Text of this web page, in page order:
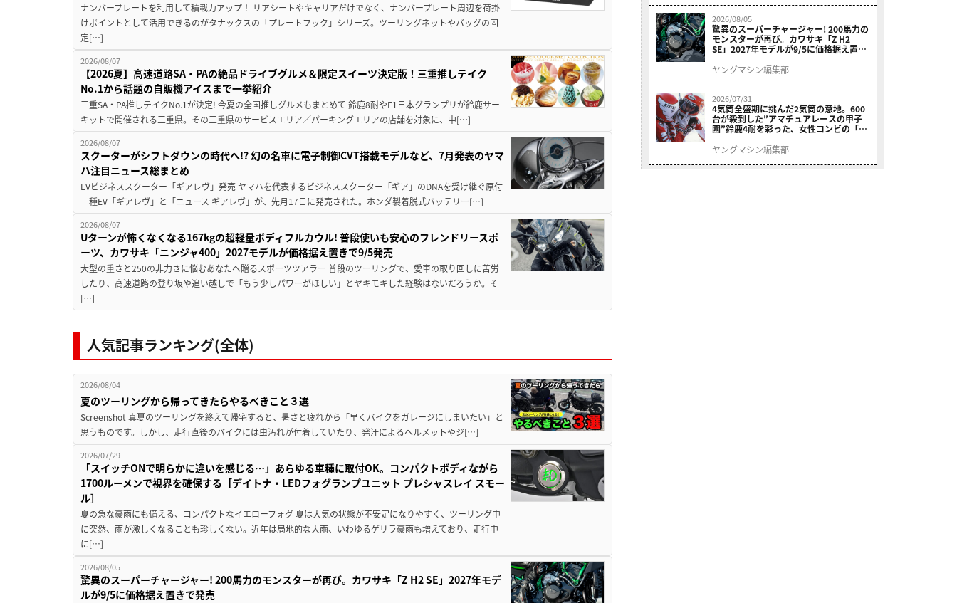
ナンバープレートを利用して積載力アップ！ リアシートやキャリアだけでなく、ナンバープレート周辺を荷掛
けポイントとして活用できるのがタナックスの「プレートフック」シリーズ。ツーリングネットやバッグの固
定[…]
2026/08/07
【2026夏】高速道路SA・PAの絶品ドライブグルメ＆限定スイーツ決定版！三重推しテイク
No.1から話題の自販機アイスまで一挙紹介
三重SA・PA推しテイクNo.1が決定! 今夏の全国推しグルメもまとめて 鈴鹿8耐やF1日本グランプリが鈴鹿サー
キットで開催される三重県。その三重県のサービスエリア／パーキングエリアの店舗を対象に、中[…]
2026/08/07
スクーターがシフトダウンの時代へ!? 幻の名車に電子制御CVT搭載モデルなど、7月発表のヤマ
ハ注目ニュース総まとめ
EVビジネススクーター「ギアレヴ」発売 ヤマハを代表するビジネススクーター「ギア」のDNAを受け継ぐ原付
一種EV「ギアレヴ」と「ニュース ギアレヴ」が、先月17日に発売された。ホンダ製着脱式バッテリー[…]
2026/08/07
Uターンが怖くなくなる167kgの超軽量ボディフルカウル! 普段使いも安心のフレンドリースポ
ーツ、カワサキ「ニンジャ400」2027モデルが価格据え置きで9/5発売
大型の重さと250の非力さに悩むあなたへ贈るスポーツツアラー 普段のツーリングで、愛車の取り回しに苦労
したり、高速道路の登り坂や追い越しで「もう少しパワーがほしい」とヤキモキした経験はないだろうか。そ
[…]
人気記事ランキング(全体)
2026/08/04
夏のツーリングから帰ってきたらやるべきこと３選
Screenshot 真夏のツーリングを終えて帰宅すると、暑さと疲れから「早くバイクをガレージにしまいたい」と
思うものです。しかし、走行直後のバイクには虫汚れが付着していたり、発汗によるヘルメットやジ[…]
2026/07/29
「スイッチONで明らかに違いを感じる…」あらゆる車種に取付OK。コンパクトボディながら
1700ルーメンで視界を確保する［デイトナ・LEDフォグランプユニット プレシャスレイ スモー
ル］
夏の急な豪雨にも備える、コンパクトなイエローフォグ 夏は大気の状態が不安定になりやすく、ツーリング中
に突然、雨が激しくなることも珍しくない。近年は局地的な大雨、いわゆるゲリラ豪雨も増えており、走行中
に[…]
2026/08/05
驚異のスーパーチャージャー! 200馬力のモンスターが再び。カワサキ「Z H2 SE」2027年モデ
ルが9/5に価格据え置きで発売
2026/08/05
驚異のスーパーチャージャー! 200馬力の
モンスターが再び。カワサキ「Z H2
SE」2027年モデルが9/5に価格据え置き
ヤングマシン編集部
2026/07/31
4気筒全盛期に挑んだ2気筒の意地。600
台が殺到した”アマチュアレースの甲子
園”鈴鹿4耐を彩った、女性コンビの「ス
ヤングマシン編集部